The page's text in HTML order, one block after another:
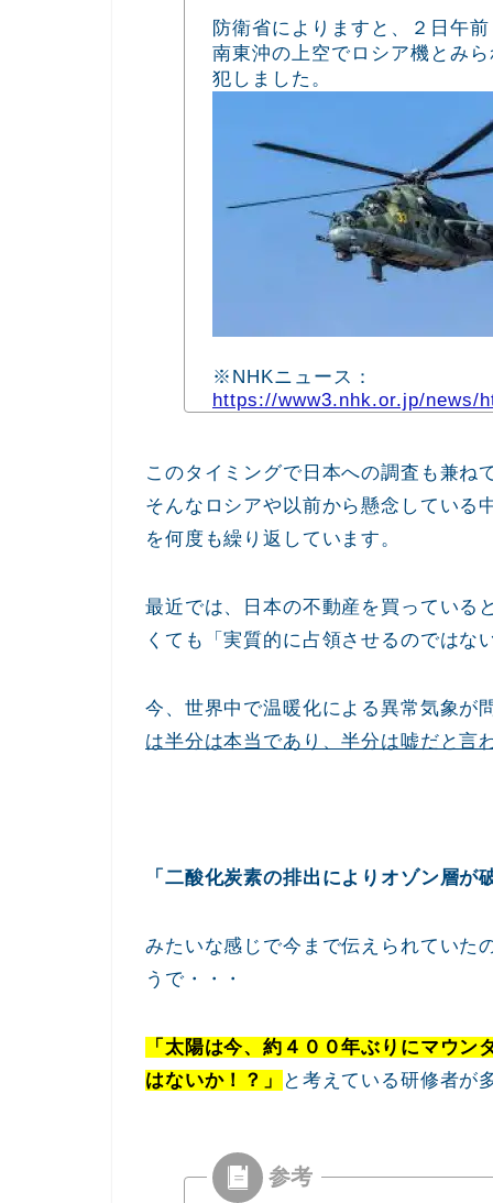
防衛省によりますと、２日午
南東沖の上空でロシア機とみ
犯しました。
※NHKニュース：
https://www3.nhk.or.jp/news/
このタイミングで日本への調査も兼ね
そんなロシアや以前から懸念している
を何度も繰り返しています。
最近では、日本の不動産を買っている
くても「実質的に占領させるのではな
今、世界中で温暖化による異常気象が
は半分は本当であり、半分は嘘だと言
「二酸化炭素の排出によりオゾン層
みたいな感じで今まで伝えられていた
うで・・・
「太陽は今、約４００年ぶりにマウ
はないか！？」
と考えている研修者が